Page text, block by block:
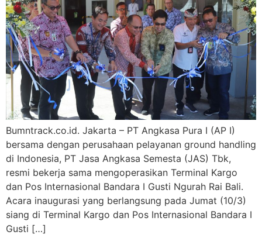
Bumntrack.co.id. Jakarta – PT Angkasa Pura I (AP I)
bersama dengan perusahaan pelayanan ground handling
di Indonesia, PT Jasa Angkasa Semesta (JAS) Tbk,
resmi bekerja sama mengoperasikan Terminal Kargo
dan Pos Internasional Bandara I Gusti Ngurah Rai Bali.
Acara inaugurasi yang berlangsung pada Jumat (10/3)
siang di Terminal Kargo dan Pos Internasional Bandara I
Gusti […]